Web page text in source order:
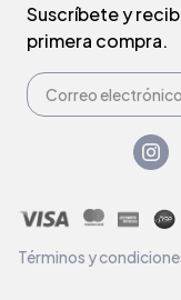
Suscríbete y
primera compra.
Términos y